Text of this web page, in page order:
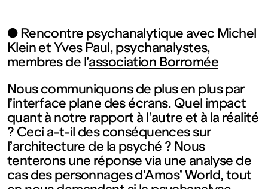
d’art
contemporain
de
Lorraine
1 bis, rue
● Rencontre psychanalytique avec Michel
Klein et Yves Paul, psychanalystes,
membres de l’association Borromée
Nous communiquons de plus en plus par
l’interface plane des écrans. Quel impact
quant à notre rapport à l’autre et à la réalité
? Ceci a-t-il des conséquences sur
l’architecture de la psyché ? Nous
tenterons une réponse via une analyse de
cas des personnages d’Amos’ World, tout